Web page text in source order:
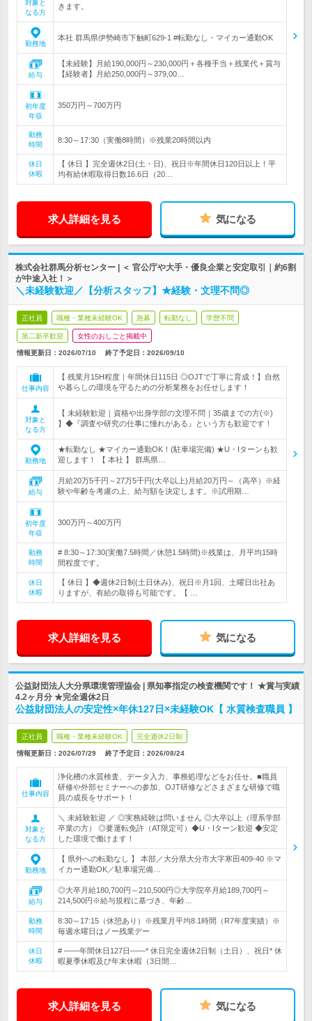
対象と
なる方
きます。
勤務地
本社 群馬県伊勢崎市下触町629-1 #転勤なし・マイカー通勤OK
給与
【未経験】月給190,000円～230,000円＋各種手当＋残業代＋賞与
【経験者】月給250,000円～379,00…
初年度
年収
350万円～700万円
勤務
時間
8:30～17:30（実働8時間）※残業20時間以内
休日
休暇
【 休日 】完全週休2日(土・日)、祝日※年間休日120日以上！平
均有給休暇取得日数16.6日（20…
求人詳細を見る 気になる
株式会社群馬分析センター | ＜ 官公庁や大手・優良企業と安定取引｜約6割
が中途入社！＞
＼未経験歓迎／【分析スタッフ】★経験・文理不問◎
正社員 職種・業種未経験OK 急募 転勤なし 学歴不問
第二新卒歓迎 女性のおしごと掲載中
情報更新日：2026/07/10 終了予定日： 2026/09/10
仕事内容
【 残業月15H程度｜年間休日115日 ◎OJTで丁寧に育成！】自然
や暮らしの環境を守るための分析業務をお任せします！
対象と
なる方
【 未経験歓迎｜資格や出身学部の文理不問｜35歳までの方(※)
】◆『調査や研究の仕事に憧れがある』という方も歓迎です！
勤務地
★転勤なし ★マイカー通勤OK！(駐車場完備) ★U・Iターンも歓
迎します！ 【 本社 】 群馬県…
給与
月給20万5千円～27万5千円(大卒以上)月給20万円～（高卒）※経
験や年齢を考慮の上、給与額を決定します。※試用期…
初年度
年収
300万円～400万円
勤務
時間
# 8:30～17:30(実働7.5時間／休憩1.5時間)※残業は、月平均15時
間程度です。
休日
休暇
【 休日 】◆週休2日制(土日休み)、祝日※月1回、土曜日出社あ
りますが、有給の取得も可能です。【 …
求人詳細を見る 気になる
公益財団法人大分県環境管理協会 | 県知事指定の検査機関です！ ★賞与実績
4.2ヶ月分 ★完全週休2日
公益財団法人の安定性×年休127日×未経験OK【 水質検査職員 】
正社員 職種・業種未経験OK 完全週休2日制
情報更新日：2026/07/29 終了予定日： 2026/08/24
仕事内容
浄化槽の水質検査、データ入力、事務処理などをお任せ。■職員
研修や外部セミナーへの参加、OJT研修などさまざまな研修で職
員の成長をサポート！
対象と
なる方
＼ 未経験歓迎 ／ ◎実務経験は問いません ◎大卒以上（理系学部
卒業の方） ◎要運転免許（AT限定可）◆U・Iターン歓迎 ◆安定
した環境で働けます！
勤務地
【 県外への転勤なし 】 本部／大分県大分市大字寒田409-40 ※マ
イカー通勤OK／駐車場完備…
給与
◎大卒月給180,700円～210,500円◎大学院卒月給189,700円～
214,500円※給与規程に基づき、年齢…
勤務
時間
8:30～17:15（休憩あり）※残業月平均8.1時間（R7年度実績）※
毎週水曜日はノー残業デー
休日
休暇
# ――年間休日127日――* 休日完全週休2日制（土日）、祝日* 休
暇夏季休暇及び年末休暇（3日間…
求人詳細を見る 気になる